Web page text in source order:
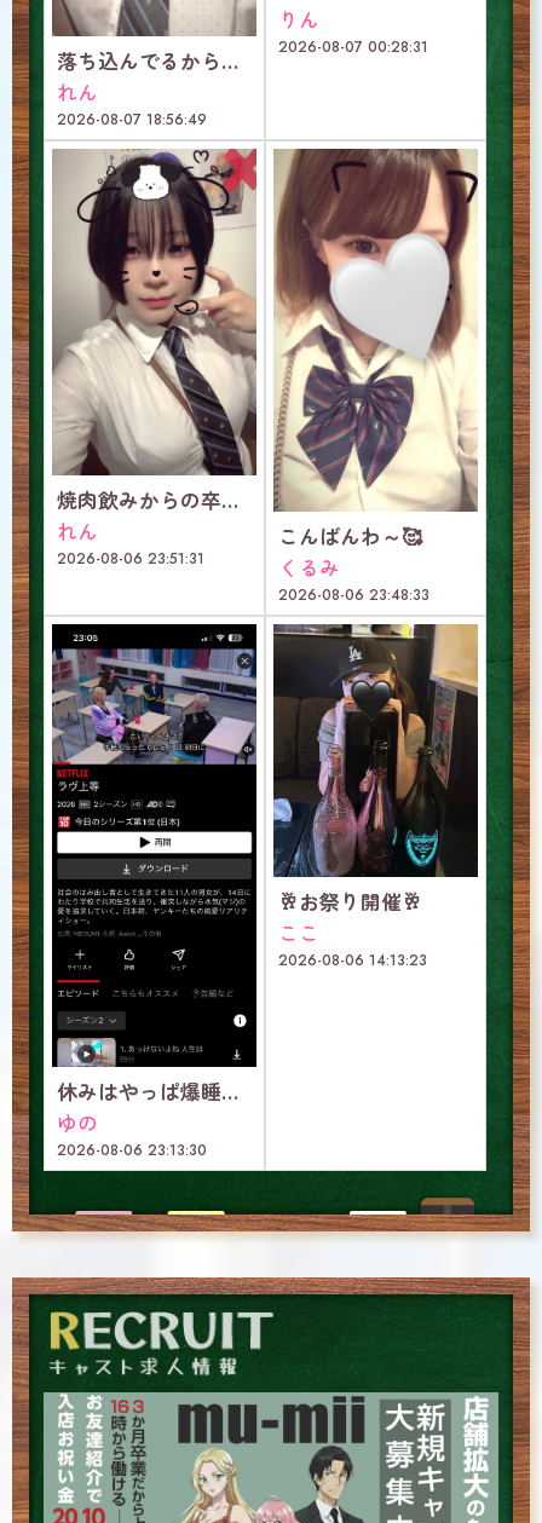
落ち込んでるから少し甘やかしてほしいな♡
れん
2026-08-07 18:56:49
りん
2026-08-07 00:28:31
焼肉飲みからの卒業イベントで最強に楽しい日！！
れん
2026-08-06 23:51:31
こんばんわ～🥰
くるみ
2026-08-06 23:48:33
休みはやっぱ爆睡っしょ
ゆの
2026-08-06 23:13:30
🥂お祭り開催🥂
ここ
2026-08-06 14:13:23